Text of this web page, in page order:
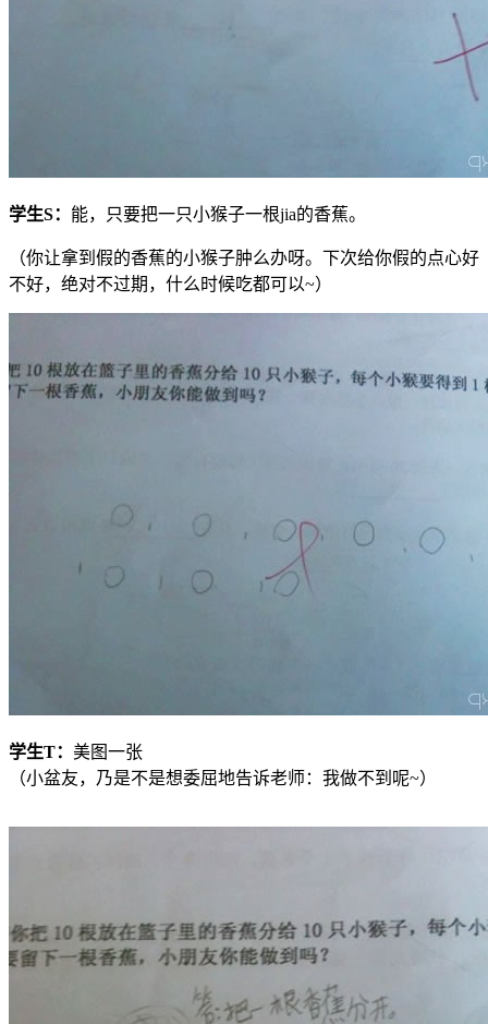
学生S： 能，只要把一只小猴子一根jia的香蕉。
（你让拿到假的香蕉的小猴子肿么办呀。下次给你假的点心好
不好，绝对不过期，什么时候吃都可以~）
学生T： 美图一张
（小盆友，乃是不是想委屈地告诉老师：我做不到呢~）